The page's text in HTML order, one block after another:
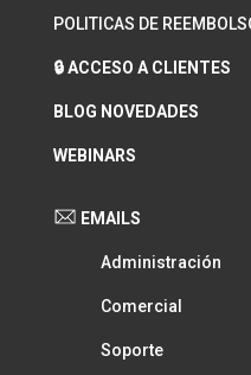
POLITICAS DE
🔒 ACCESO A CLIENTES
BLOG NOVEDADES
WEBINARS
EMAILS
Administración
Comercial
Soporte